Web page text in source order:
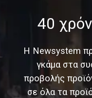
40
Η Newsystem
γκάμα στα
προβολής
σε όλα τα